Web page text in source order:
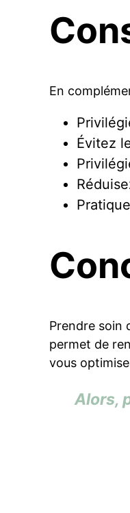
En
Évitez
Prendre soin
permet de
vous
Alors,